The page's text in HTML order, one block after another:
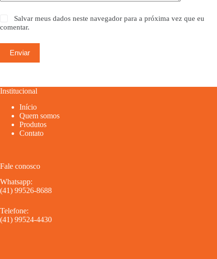
Salvar meus dados neste navegador para a próxima vez que eu
comentar.
Enviar
Institucional
Início
Quem somos
Produtos
Contato
Fale conosco
Whatsapp:
(41) 99526-8688
Telefone:
(41) 99524-4430